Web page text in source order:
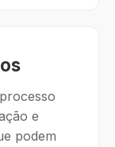
e
podem